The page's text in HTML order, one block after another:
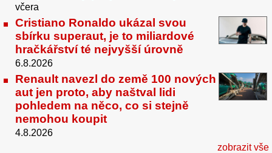
včera
Cristiano Ronaldo ukázal svou
sbírku superaut, je to miliardové
hračkářství té nejvyšší úrovně
6.8.2026
Renault navezl do země 100 nových
aut jen proto, aby naštval lidi
pohledem na něco, co si stejně
nemohou koupit
4.8.2026
zobrazit vše